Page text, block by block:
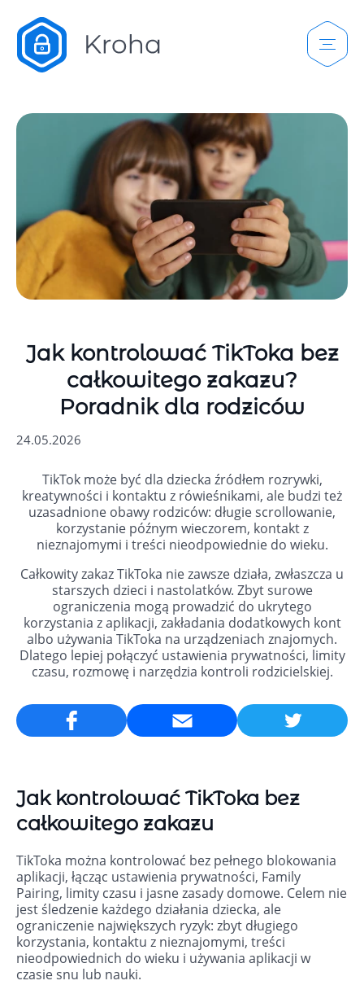
Jak kontrolować TikToka bez
całkowitego zakazu?
Poradnik dla rodziców
24.05.2026
TikTok może być dla dziecka źródłem rozrywki,
kreatywności i kontaktu z rówieśnikami, ale budzi też
uzasadnione obawy rodziców: długie scrollowanie,
korzystanie późnym wieczorem, kontakt z
nieznajomymi i treści nieodpowiednie do wieku.
Całkowity zakaz TikToka nie zawsze działa, zwłaszcza u
starszych dzieci i nastolatków. Zbyt surowe
ograniczenia mogą prowadzić do ukrytego
korzystania z aplikacji, zakładania dodatkowych kont
albo używania TikToka na urządzeniach znajomych.
Dlatego lepiej połączyć ustawienia prywatności, limity
czasu, rozmowę i narzędzia kontroli rodzicielskiej.
Email
Jak kontrolować TikToka bez
całkowitego zakazu
TikToka można kontrolować bez pełnego blokowania
aplikacji, łącząc ustawienia prywatności, Family
Pairing, limity czasu i jasne zasady domowe. Celem nie
jest śledzenie każdego działania dziecka, ale
ograniczenie największych ryzyk: zbyt długiego
korzystania, kontaktu z nieznajomymi, treści
nieodpowiednich do wieku i używania aplikacji w
czasie snu lub nauki.